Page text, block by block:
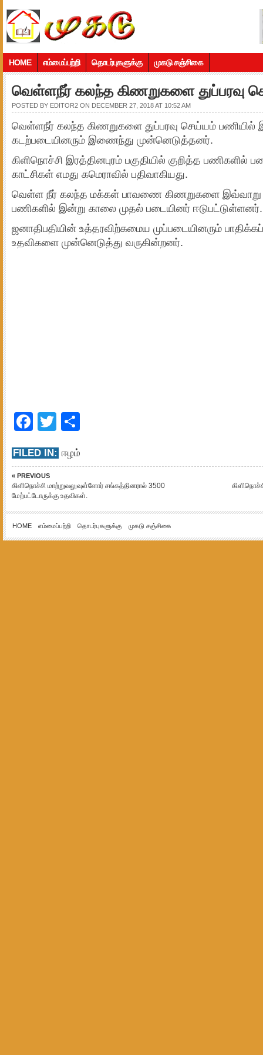
HOME எம்மைப்பற்றி தொடர்புகளுக்கு முகடு சஞ்சிகை
வெள்ளநீர் கலந்த கிணறுகளை துப்பரவு
POSTED BY EDITOR2 ON DECEMBER 27, 2018 AT 10:52 AM
வெள்ளநீர் கலந்த கிணறுகளை துப்பரவு செய்யம் பணியில்
கடற்படையினரும் இணைந்து முன்னெடுத்தனர்.
கிளிநொச்சி இரத்தினபுரம் பகுதியில் குறித்த பணிகளில்
காட்சிகள் எமது கமெராவில் பதிவாகியது.
வெள்ள நீர் கலந்த மக்கள் பாவணை கிணறுகளை இவ்வாறு
பணிகளில் இன்று காலை முதல் படையினர் ஈடுபட்டுள்ளனர்.
ஜனாதிபதியின் உத்தரவிற்கமைய முப்படையினரும்
உதவிகளை முன்னெடுத்து வருகின்றனர்.
Facebook
Twitter
FILED IN: ஈழம்
« PREVIOUS
கிளிநொச்சி மாற்றுவலுவுள்ளோர் சங்கத்தினரால் 3500
மேற்பட்டோருக்கு உதவிகள்.
HOME எம்மைப்பற்றி தொடர்புகளுக்கு முகடு சஞ்சிகை